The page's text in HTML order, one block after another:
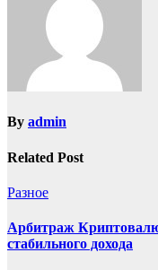
By admin
Related Post
Разное
Арбитраж
стабильного дохода